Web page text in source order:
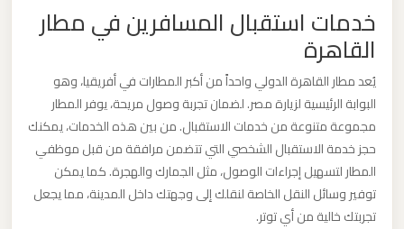
خدمات استقبال المسافرين في مطار
القاهرة
يُعد مطار القاهرة الدولي واحداً من أكبر المطارات في أفريقيا، وهو
البوابة الرئيسية لزيارة مصر. لضمان تجربة وصول مريحة، يوفر المطار
مجموعة متنوعة من خدمات الاستقبال. من بين هذه الخدمات، يمكنك
حجز خدمة الاستقبال الشخصي التي تتضمن مرافقة من قبل موظفي
المطار لتسهيل إجراءات الوصول، مثل الجمارك والهجرة. كما يمكن
توفير وسائل النقل الخاصة لنقلك إلى وجهتك داخل المدينة، مما يجعل
تجربتك خالية من أي توتر.
العرب
مرسي
مطروح
ليموزين
مطار